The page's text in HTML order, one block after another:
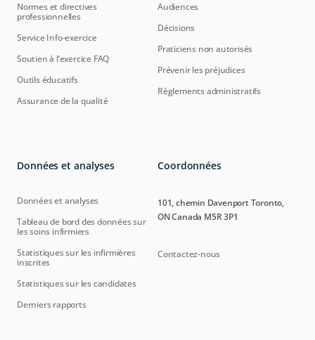
Normes et directives
professionnelles
Service Info-exercice
Soutien à l’exercice FAQ
Outils éducatifs
Assurance de la qualité
Audiences
Décisions
Praticiens non autorisés
Prévenir les préjudices
Règlements administratifs
Données et analyses
Données et analyses
Tableau de bord des données sur
les soins infirmiers
Statistiques sur les infirmières
inscrites
Statistiques sur les candidates
Derniers rapports
Coordonnées
101, chemin Davenport Toronto,
ON Canada M5R 3P1
Contactez-nous